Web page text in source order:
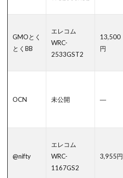
GMOとく
とくBB
エレコム
WRC-
2533GST2
13,500
円
OCN 未公開 ―
@nifty
エレコム
WRC-
1167GS2
3,955円